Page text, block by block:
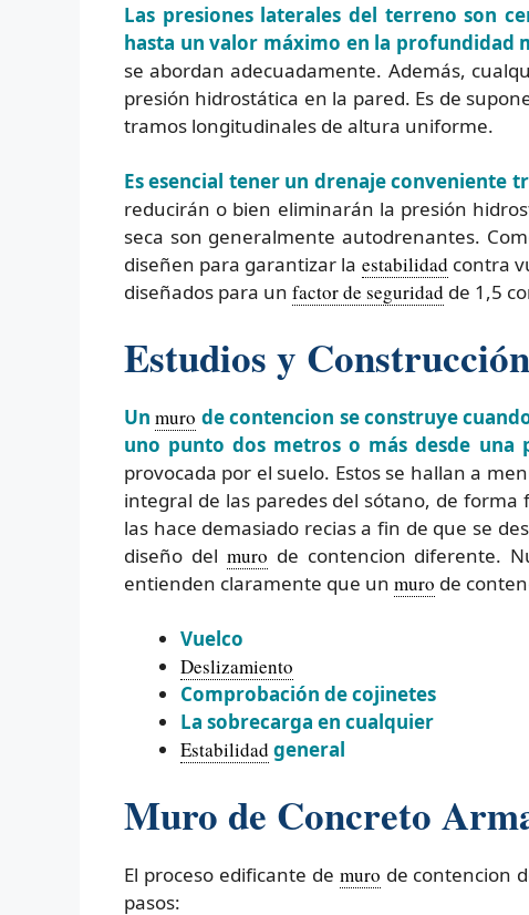
Las presiones laterales del terreno son
hasta un valor máximo en la profundidad
se abordan adecuadamente. Además,
presión hidrostática en la pared. Es de
tramos longitudinales de altura uniforme.
Es esencial tener un drenaje conveniente
reducirán o bien eliminarán la presión
seca son generalmente autodrenantes.
diseñen para garantizar la estabilidad contra
diseñados para un factor de seguridad de 1,5
Estudios y
Unmuro de contencion se construye
uno punto dos metros o más desde una
provocada por el suelo. Estos se hallan a
integral de las paredes del sótano, de
las hace demasiado recias a fin de que se
diseño del muro de contencion diferente.
entienden claramente que un muro de
Vuelco
Deslizamiento
Comprobación de cojinetes
La sobrecarga en cualquier
Estabilidad general
Muro de Concreto
El proceso edificante de muro de contencion
pasos: